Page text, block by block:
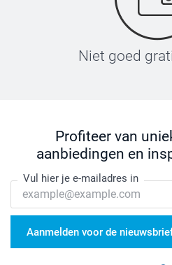
Niet goed
Profiteer van
aanbiedingen en
Vul hier je e-mailadres in
Aanmelden voor de